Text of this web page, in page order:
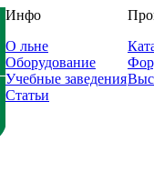
Инфо
О льне
Оборудование
Учебные заведения
Статьи